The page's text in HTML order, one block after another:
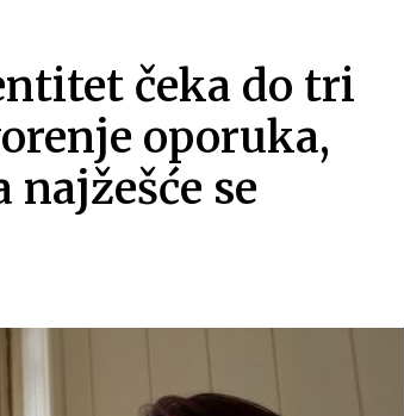
čeka do tri
oporuka,
se